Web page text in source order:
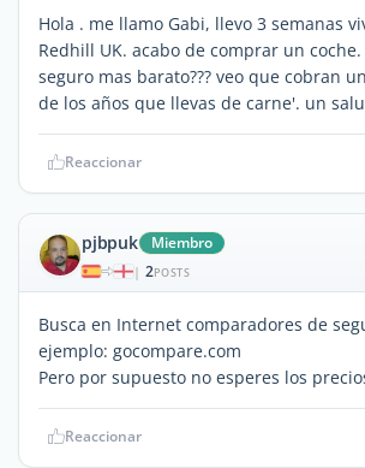
Hola . me llamo Gabi, llevo 3 semanas
Redhill UK. acabo de comprar un
seguro mas barato??? veo que cobran
de los años que llevas de carne'. un
Reaccionar
pjbpuk Miembro
| 2POSTS
Busca en Internet comparadores de
ejemplo: gocompare.com
Pero por supuesto no esperes los
Reaccionar